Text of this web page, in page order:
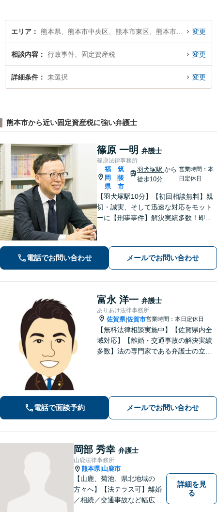
エリア 変更
相談内容 行政事件、固定資産税 変更
詳細条件 未選択 変更
熊本市から近い固定資産税に強い弁護士
篠原 一明 弁護士
篠原法律事務所
福
岡
県
筑
後
市
羽犬塚駅 から
徒歩10分
営業時間：本
日定休日
【羽犬塚駅10分】【初回相談無料】親
切・誠実、そして迅速な対応をモット
ーに【刑事事件】解決実績多数！即時
選択肢と法的権利を明確にし、納得の
いく決断ができるよう支援いたします
電話でお問い合わせ メールでお問い合わせ
富永 洋一 弁護士
ありあけ法律事務所
佐賀県|佐賀市営業時間：本日定休日
【無料法律相談実施中】【佐賀県内全
域対応】【離婚・交通事故の解決実績
多数】法の専門家である弁護士の立場
電話で面談予約 メールでお問い合わせ
岡部 秀幸 弁護士
山鹿法律事務所
熊本県| 山鹿市
【山鹿、菊池、県北地域の
方々へ】【法テラス可】離婚
／相続／交通事故など幅広く
詳細を見
る